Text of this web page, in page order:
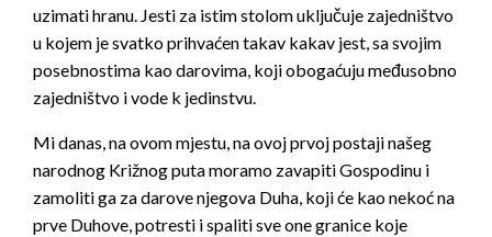
uzimati hranu. Jesti za istim stolom uključuje zajedništvo
u kojem je svatko prihvaćen takav kakav jest, sa svojim
posebnostima kao darovima, koji obogaćuju međusobno
zajedništvo i vode k jedinstvu.
Mi danas, na ovom mjestu, na ovoj prvoj postaji našeg
narodnog Križnog puta moramo zavapiti Gospodinu i
zamoliti ga za darove njegova Duha, koji će kao nekoć na
prve Duhove, potresti i spaliti sve one granice koje